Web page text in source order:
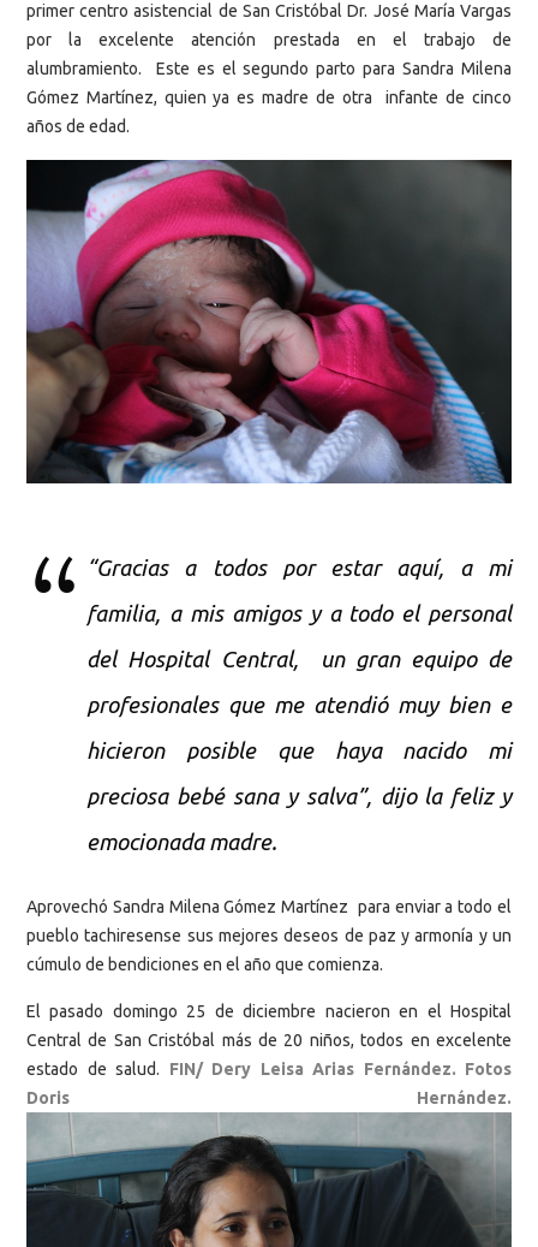
primer centro asistencial de San Cristóbal Dr. José María Vargas
por la excelente atención prestada en el trabajo de
alumbramiento. Este es el segundo parto para Sandra Milena
Gómez Martínez, quien ya es madre de otra infante de cinco
años de edad.
“Gracias a todos por estar aquí, a mi
familia, a mis amigos y a todo el personal
del Hospital Central, un gran equipo de
profesionales que me atendió muy bien e
hicieron posible que haya nacido mi
preciosa bebé sana y salva”, dijo la feliz y
emocionada madre.
Aprovechó Sandra Milena Gómez Martínez para enviar a todo el
pueblo tachiresense sus mejores deseos de paz y armonía y un
cúmulo de bendiciones en el año que comienza.
El pasado domingo 25 de diciembre nacieron en el Hospital
Central de San Cristóbal más de 20 niños, todos en excelente
estado de salud. FIN/ Dery Leisa Arias Fernández. Fotos
Doris Hernández.